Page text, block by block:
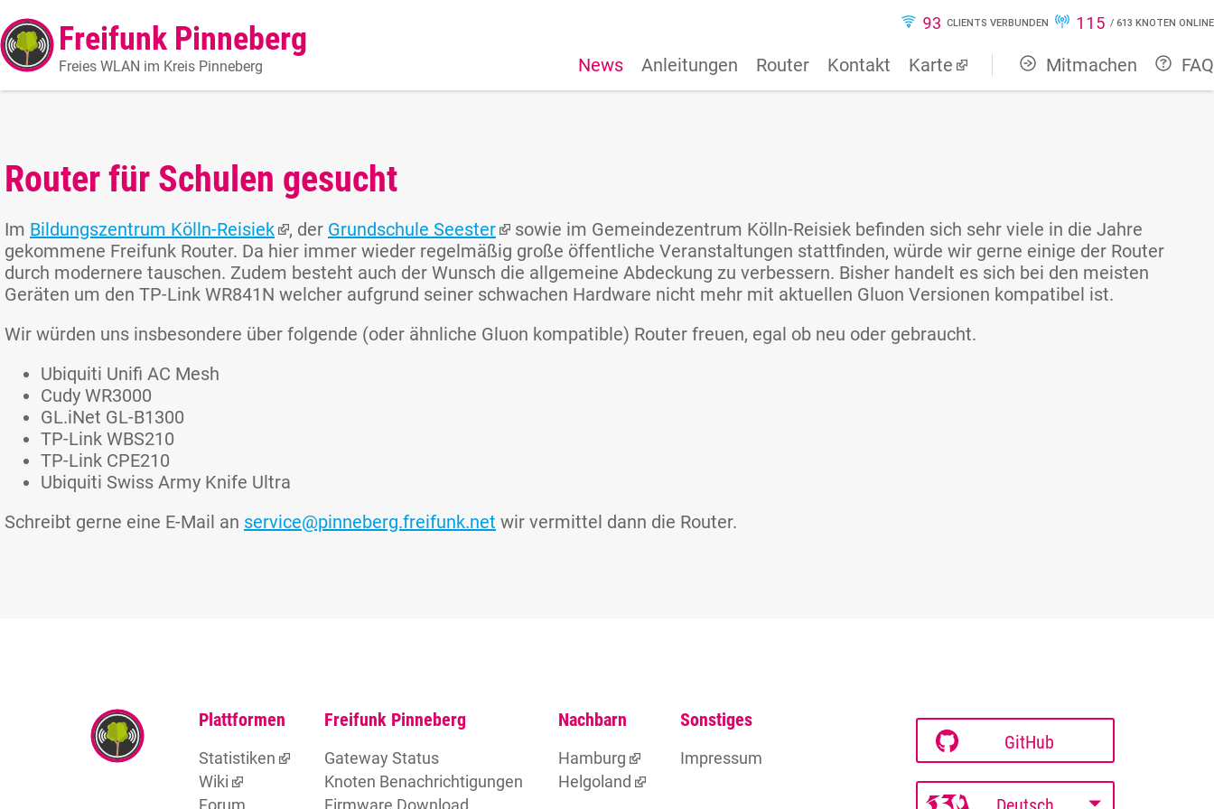
Freifunk Pinneberg
Freies WLAN im Kreis Pinneberg
93 CLIENTS VERBUNDEN 115 / 613 KNOTEN ONLINE
News Anleitungen Router Kontakt Karte Mitmachen FAQ
Router für Schulen gesucht
Im Bildungszentrum Kölln-Reisiek , der Grundschule Seester
sowie im Gemeindezentrum Kölln-Reisiek befinden sich sehr viele in die Jahre
gekommene Freifunk Router. Da hier immer wieder regelmäßig große öffentliche Veranstaltungen stattfinden, würde wir gerne einige der Router
durch modernere tauschen. Zudem besteht auch der Wunsch die allgemeine Abdeckung zu verbessern. Bisher handelt es sich bei den meisten
Geräten um den TP-Link WR841N welcher aufgrund seiner schwachen Hardware nicht mehr mit aktuellen Gluon Versionen kompatibel ist.
Wir würden uns insbesondere über folgende (oder ähnliche Gluon kompatible) Router freuen, egal ob neu oder gebraucht.
Ubiquiti Unifi AC Mesh
Cudy WR3000
GL.iNet GL-B1300
TP-Link WBS210
TP-Link CPE210
Ubiquiti Swiss Army Knife Ultra
Schreibt gerne eine E-Mail an service@pinneberg.freifunk.net wir vermittel dann die Router.
Plattformen
Statistiken
Wiki
Forum
Freifunk Pinneberg
Gateway Status
Knoten Benachrichtigungen
Firmware Download
Nachbarn
Hamburg
Helgoland
Sonstiges
Impressum
GitHub